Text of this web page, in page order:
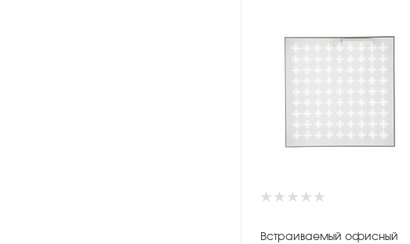
Встраиваемый офисный